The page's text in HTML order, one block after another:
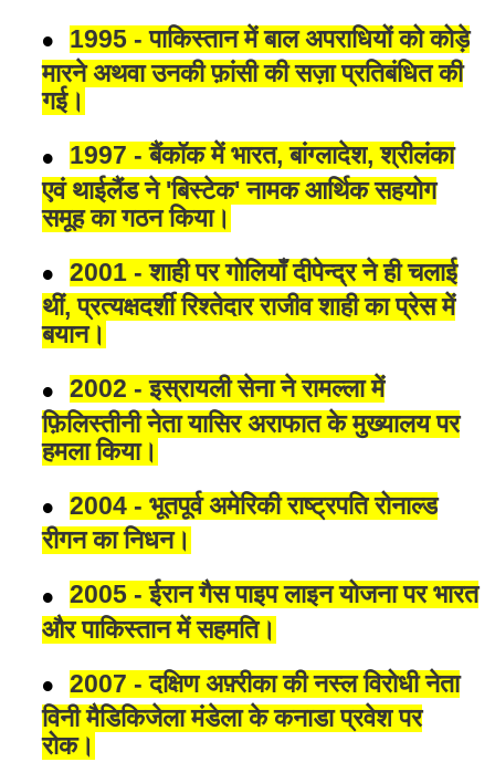
1995 - पाकिस्तान में बाल अपराधियों को कोड़े
मारने अथवा उनकी फ़ांसी की सज़ा प्रतिबंधित की
गई।
1997 - बैंकॉक में भारत, बांग्लादेश, श्रीलंका
एवं थाईलैंड ने 'बिस्टेक' नामक आर्थिक सहयोग
समूह का गठन किया।
2001 - शाही पर गोलियाँ दीपेन्द्र ने ही चलाई
थीं, प्रत्यक्षदर्शी रिश्तेदार राजीव शाही का प्रेस में
बयान।
2002 - इस्रायली सेना ने रामल्ला में
फ़िलिस्तीनी नेता यासिर अराफात के मुख्यालय पर
हमला किया।
2004 - भूतपूर्व अमेरिकी राष्ट्रपति रोनाल्ड
रीगन का निधन।
2005 - ईरान गैस पाइप लाइन योजना पर भारत
और पाकिस्तान में सहमति।
2007 - दक्षिण अफ़्रीका की नस्ल विरोधी नेता
विनी मैडिकिजेला मंडेला के कनाडा प्रवेश पर
रोक।